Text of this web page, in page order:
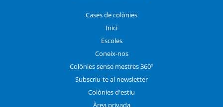
Cases de colònies
Inici
Escoles
Coneix-nos
Colònies sense mestres 360º
Subscriu-te al newsletter
Colònies d'estiu
Àrea privada